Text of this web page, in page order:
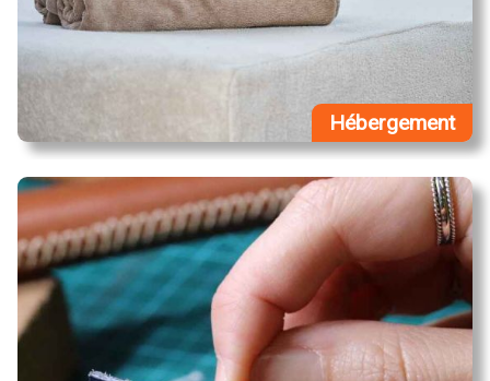
Hébergement